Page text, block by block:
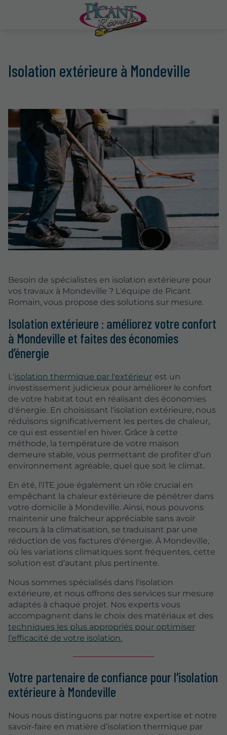
Isolation extérieure à Mondeville
Besoin de spécialistes en isolation extérieure pour
vos travaux à Mondeville ? L'équipe de Picant
Romain, vous propose des solutions sur mesure.
Isolation extérieure : améliorez votre confort
à Mondeville et faites des économies
d’énergie
L'isolation thermique par l'extérieur est un
investissement judicieux pour améliorer le confort
de votre habitat tout en réalisant des économies
d'énergie. En choisissant l'isolation extérieure, nous
réduisons significativement les pertes de chaleur,
ce qui est essentiel en hiver. Grâce à cette
méthode, la température de votre maison
demeure stable, vous permettant de profiter d'un
environnement agréable, quel que soit le climat.
En été, l'ITE joue également un rôle crucial en
empêchant la chaleur extérieure de pénétrer dans
votre domicile à Mondeville. Ainsi, nous pouvons
maintenir une fraîcheur appréciable sans avoir
recours à la climatisation, se traduisant par une
réduction de vos factures d'énergie. À Mondeville,
où les variations climatiques sont fréquentes, cette
solution est d’autant plus pertinente.
Nous sommes spécialisés dans l'isolation
extérieure, et nous offrons des services sur mesure
adaptés à chaque projet. Nos experts vous
accompagnent dans le choix des matériaux et des
techniques les plus appropriés pour optimiser
l’efficacité de votre isolation.
Votre partenaire de confiance pour l'isolation
extérieure à Mondeville
Nous nous distinguons par notre expertise et notre
savoir-faire en matière d’isolation thermique par